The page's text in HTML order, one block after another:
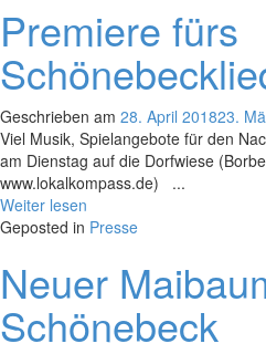
Premiere fürs
Geschrieben am 28. April 201823.
Viel Musik, Spielangebote für den
am Dienstag auf die Dorfwiese
www.lokalkompass.de) ...
Weiter lesen
Geposted in Presse
Neuer
Schönebeck